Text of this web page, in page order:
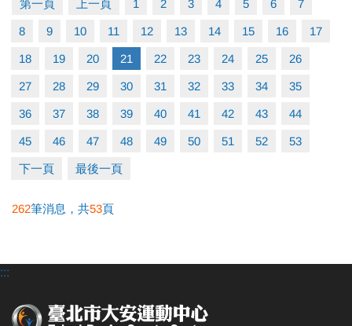
第一頁 上一頁 1 2 3 4 5 6 7
8 9 10 11 12 13 14 15 16 17
18 19 20 21 22 23 24 25 26
27 28 29 30 31 32 33 34 35
36 37 38 39 40 41 42 43 44
45 46 47 48 49 50 51 52 53
下一頁 最後一頁
262筆消息，共53頁
:::